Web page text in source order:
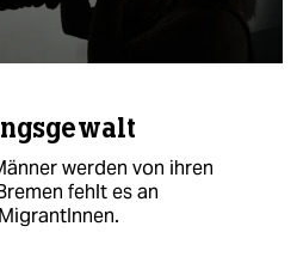
werden von ihren
fehlt es an